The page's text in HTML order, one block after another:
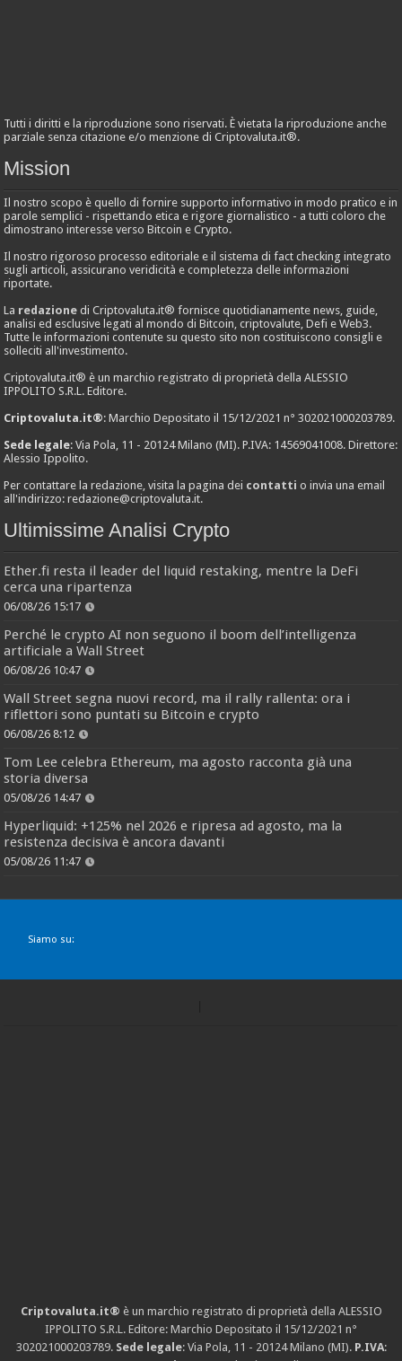
Tutti i diritti e la riproduzione sono riservati. È vietata la riproduzione anche
parziale senza citazione e/o menzione di Criptovaluta.it®.
Mission
Il nostro scopo è quello di fornire supporto informativo in modo pratico e in
parole semplici - rispettando etica e rigore giornalistico - a tutti coloro che
dimostrano interesse verso Bitcoin e Crypto.
Il nostro rigoroso processo editoriale e il sistema di fact checking integrato
sugli articoli, assicurano veridicità e completezza delle informazioni
riportate.
La redazione di Criptovaluta.it® fornisce quotidianamente news, guide,
analisi ed esclusive legati al mondo di Bitcoin, criptovalute, Defi e Web3.
Tutte le informazioni contenute su questo sito non costituiscono consigli e
solleciti all'investimento.
Criptovaluta.it® è un marchio registrato di proprietà della ALESSIO
IPPOLITO S.R.L. Editore.
Criptovaluta.it®: Marchio Depositato il 15/12/2021 n° 302021000203789.
Sede legale: Via Pola, 11 - 20124 Milano (MI). P.IVA: 14569041008. Direttore:
Alessio Ippolito.
Per contattare la redazione, visita la pagina dei contatti o invia una email
all'indirizzo:redazione@criptovaluta.it.
Ultimissime Analisi Crypto
Ether.fi resta il leader del liquid restaking, mentre la DeFi
cerca una ripartenza
06/08/26 15:17
Perché le crypto AI non seguono il boom dell’intelligenza
artificiale a Wall Street
06/08/26 10:47
Wall Street segna nuovi record, ma il rally rallenta: ora i
riflettori sono puntati su Bitcoin e crypto
06/08/26 8:12
Tom Lee celebra Ethereum, ma agosto racconta già una
storia diversa
05/08/26 14:47
Hyperliquid: +125% nel 2026 e ripresa ad agosto, ma la
resistenza decisiva è ancora davanti
05/08/26 11:47
Siamo su:
Criptovaluta.it® è un marchio registrato di proprietà della ALESSIO
IPPOLITO S.R.L. Editore: Marchio Depositato il 15/12/2021 n°
302021000203789. Sede legale: Via Pola, 11 - 20124 Milano (MI). P.IVA: